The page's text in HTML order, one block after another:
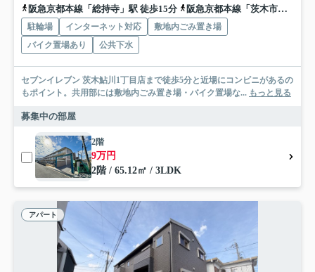
阪急京都本線「総持寺」駅 徒歩15分
阪急京都本線「茨木市」駅 徒歩22分
駐輪場 インターネット対応
敷地内ごみ置き場
バイク置場あり
公共下水
セブンイレブン 茨木鮎川1丁目店まで徒歩5分と近場にコンビニがあるの
もポイント。共用部には敷地内ごみ置き場・バイク置場な... もっと見る
募集中の部屋
2階
9万円
2階 / 65.12㎡ / 3LDK
アパート